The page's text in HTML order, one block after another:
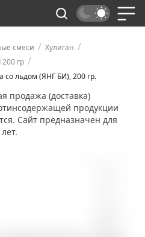
смеси / Хулиган /
гр /
со льдом (ЯНГ БИ), 200 гр.
продажа (доставка)
продукции
Сайт предназначен для